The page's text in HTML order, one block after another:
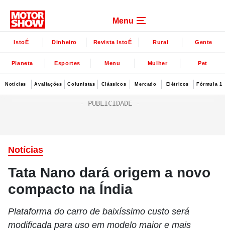
Menu
IstoÉ Dinheiro Revista IstoÉ Rural Gente
Planeta Esportes Menu Mulher Pet
Notícias Avaliações Colunistas Clássicos Mercado Elétricos Fórmula 1
Notícias
Tata Nano dará origem a novo
compacto na Índia
Plataforma do carro de baixíssimo custo será
modificada para uso em modelo maior e mais